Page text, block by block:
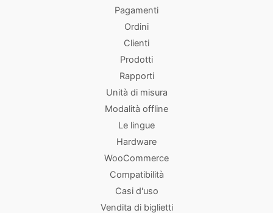
Pagamenti
Ordini
Clienti
Prodotti
Rapporti
Unità di misura
Modalità offline
Le lingue
Hardware
WooCommerce
Compatibilità
Casi d'uso
Vendita di biglietti